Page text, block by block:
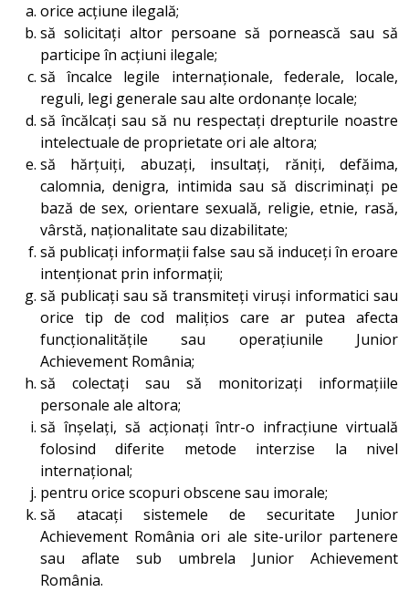
orice acțiune ilegală;
să solicitați altor persoane să pornească sau să
participe în acțiuni ilegale;
să încalce legile internaționale, federale, locale,
reguli, legi generale sau alte ordonanțe locale;
să încălcați sau să nu respectați drepturile noastre
intelectuale de proprietate ori ale altora;
să hărțuiți, abuzați, insultați, răniți, defăima,
calomnia, denigra, intimida sau să discriminați pe
bază de sex, orientare sexuală, religie, etnie, rasă,
vârstă, naționalitate sau dizabilitate;
să publicați informații false sau să induceți în eroare
intenționat prin informații;
să publicați sau să transmiteți viruși informatici sau
orice tip de cod malițios care ar putea afecta
funcționalitățile sau operațiunile Junior
Achievement România;
să colectați sau să monitorizați informațiile
personale ale altora;
să înșelați, să acționați într-o infracțiune virtuală
folosind diferite metode interzise la nivel
internațional;
pentru orice scopuri obscene sau imorale;
să atacați sistemele de securitate Junior
Achievement România ori ale site-urilor partenere
sau aflate sub umbrela Junior Achievement
România.